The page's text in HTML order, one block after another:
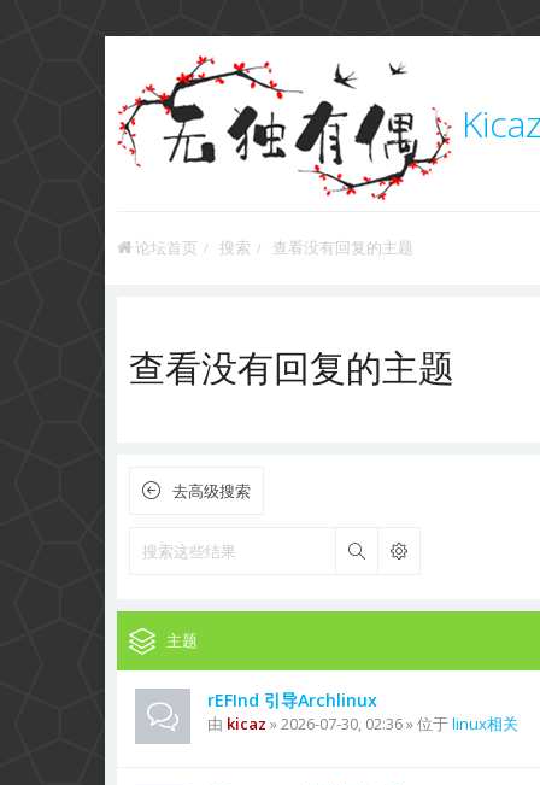
论坛首页 搜索 查看没有回复的主题
查看没有回复的主题
去高级搜索
搜索
主题
rEFInd 引导Archlinux
由 kicaz » 2026-07-30, 02:36 » 位于linux相关